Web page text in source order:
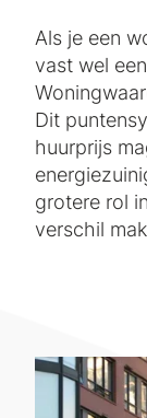
Als je een
vast wel
Dit
huurprijs
grotere rol
verschil